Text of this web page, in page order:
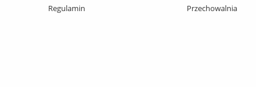
Regulamin
Przechowalnia